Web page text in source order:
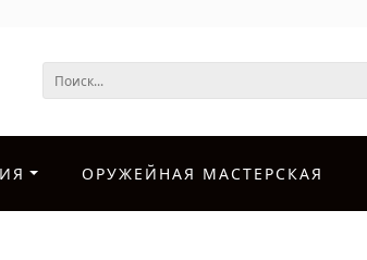
ОРУЖЕЙНАЯ МАСТЕРСКАЯ